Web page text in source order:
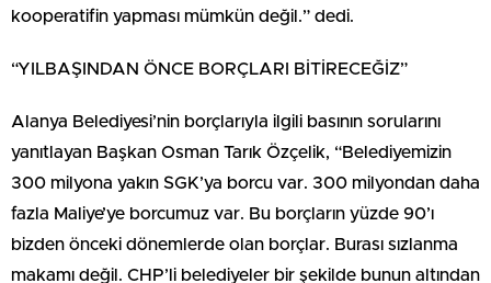
kooperatifin yapması mümkün değil.” dedi.
“YILBAŞINDAN ÖNCE BORÇLARI BİTİRECEĞİZ”
Alanya Belediyesi’nin borçlarıyla ilgili basının sorularını
yanıtlayan Başkan Osman Tarık Özçelik, “Belediyemizin
300 milyona yakın SGK’ya borcu var. 300 milyondan daha
fazla Maliye’ye borcumuz var. Bu borçların yüzde 90’ı
bizden önceki dönemlerde olan borçlar. Burası sızlanma
makamı değil. CHP’li belediyeler bir şekilde bunun altından